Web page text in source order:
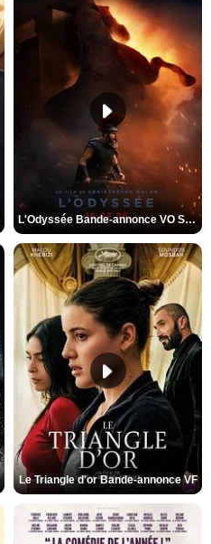
L'Odyssée Bande-annonce VO STFR
Le Triangle d'or Bande-annonce VF